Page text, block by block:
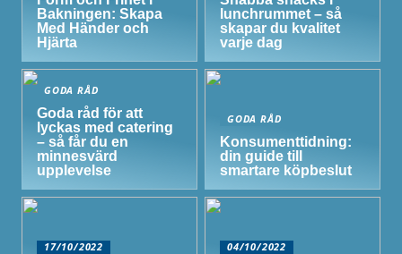
Bakningen: Skapa
Med Händer och
Hjärta
lunchrummet – så
skapar du kvalitet
varje dag
GODA RÅD
Goda råd för att
lyckas med catering
– så får du en
minnesvärd
upplevelse
GODA RÅD
Konsumenttidning:
din guide till
smartare köpbeslut
17/10/2022 04/10/2022